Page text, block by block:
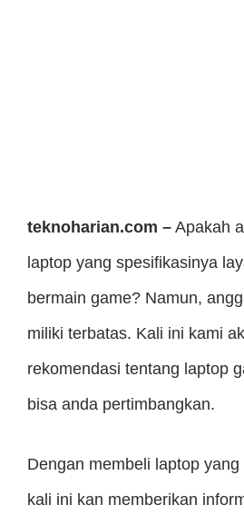
teknoharian.com – Apakah
laptop yang spesifikasinya
bermain game? Namun,
miliki terbatas. Kali ini kami
rekomendasi tentang laptop
bisa anda pertimbangkan.
Dengan membeli laptop
kali ini kan memberikan